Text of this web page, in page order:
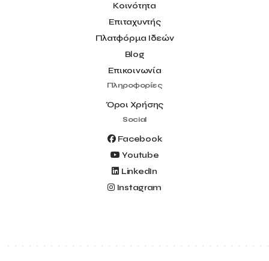
Κοινότητα
Επιταχυντής
Πλατφόρμα Ιδεών
Blog
Επικοινωνία
Πληροφορίες
Όροι Χρήσης
Social
Facebook
Youtube
LinkedIn
Instagram